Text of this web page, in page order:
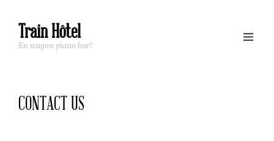
Train Hôtel
En wagon piano bar!
CONTACT US